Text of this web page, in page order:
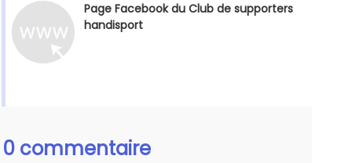
Page Facebook du Club de supporters
handisport
0 commentaire